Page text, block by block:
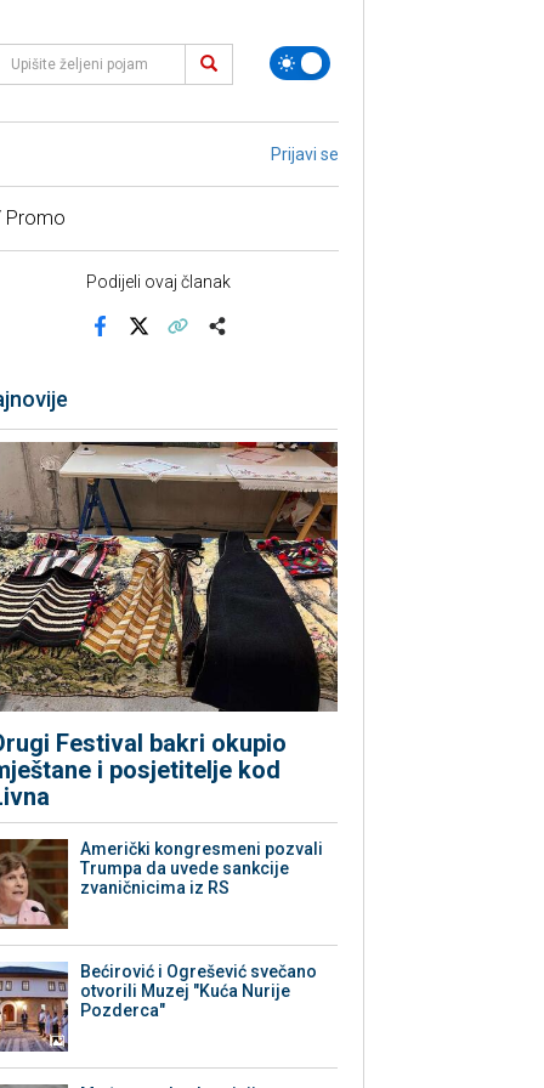
Prijavi se
Promo
Podijeli ovaj članak
Festival bakri okupio
i posjetitelje kod
Američki kongresmeni pozvali
Trumpa da uvede sankcije
zvaničnicima iz RS
Bećirović i Ogrešević svečano
otvorili Muzej "Kuća Nurije
Pozderca"